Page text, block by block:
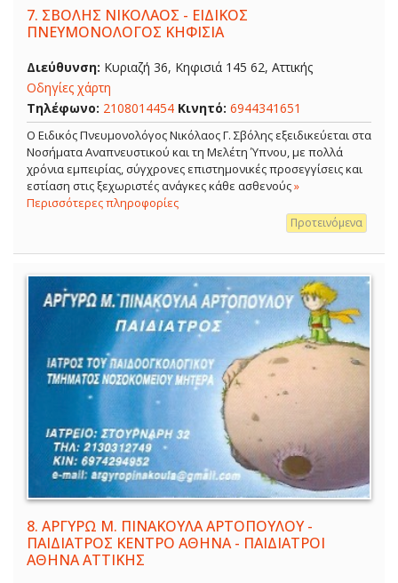
7. ΣΒΟΛΗΣ ΝΙΚΟΛΑΟΣ - ΕΙΔΙΚΟΣ
ΠΝΕΥΜΟΝΟΛΟΓΟΣ ΚΗΦΙΣΙΑ
Διεύθυνση: Κυριαζή 36, Κηφισιά 145 62, Αττικής
Οδηγίες χάρτη
Τηλέφωνο: 2108014454 Κινητό: 6944341651
O Ειδικός Πνευμονολόγος Νικόλαος Γ. Σβόλης εξειδικεύεται στα
Νοσήματα Αναπνευστικού και τη Μελέτη Ύπνου, με πολλά
χρόνια εμπειρίας, σύγχρονες επιστημονικές προσεγγίσεις και
εστίαση στις ξεχωριστές ανάγκες κάθε ασθενούς»
Περισσότερες πληροφορίες
Προτεινόμενα
8. ΑΡΓΥΡΩ Μ. ΠΙΝΑΚΟΥΛΑ ΑΡΤΟΠΟΥΛΟΥ -
ΠΑΙΔΙΑΤΡΟΣ ΚΕΝΤΡΟ ΑΘΗΝΑ - ΠΑΙΔΙΑΤΡΟΙ
ΑΘΗΝΑ ΑΤΤΙΚΗΣ